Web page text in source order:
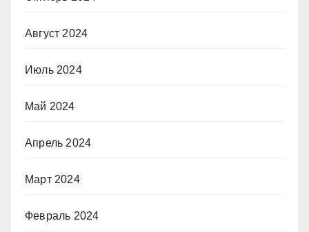
Август 2024
Июль 2024
Май 2024
Апрель 2024
Март 2024
Февраль 2024